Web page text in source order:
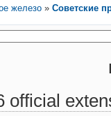
железо »Советские
official